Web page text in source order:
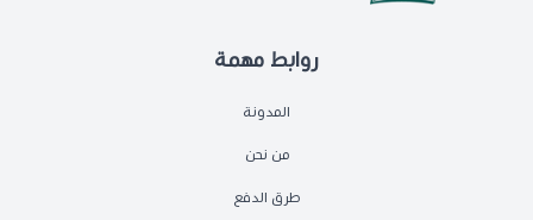
روابط مهمة
المدونة
من نحن
طرق الدفع